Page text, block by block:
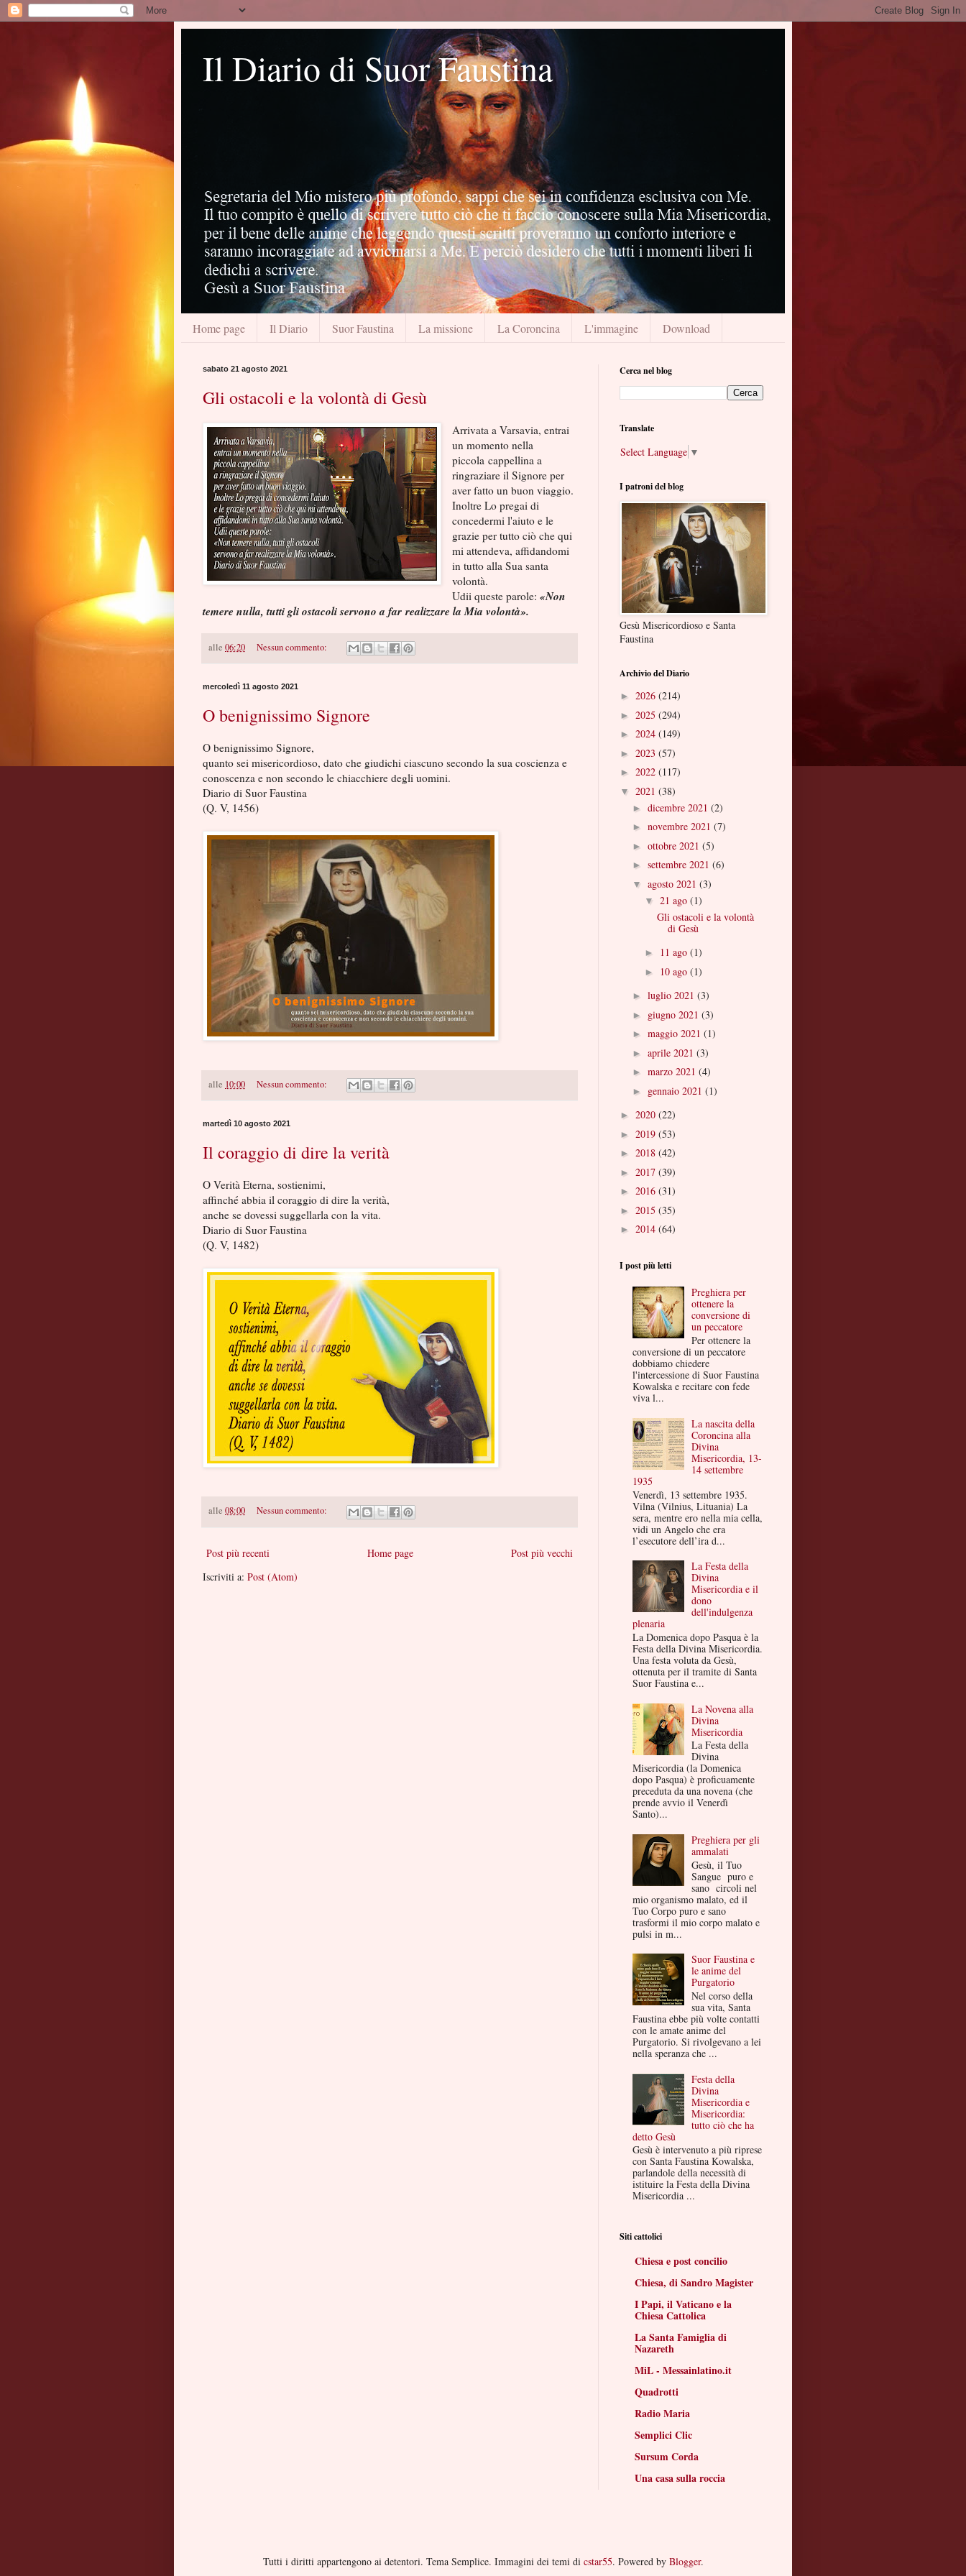
Il Diario di Suor Faustina
Home page Il Diario Suor Faustina La missione La Coroncina L'immagine Download
sabato 21 agosto 2021
Gli ostacoli e la volontà di Gesù
Arrivata a Varsavia, entrai
un momento nella
piccola cappellina a
ringraziare il Signore per
aver fatto un buon viaggio.
Inoltre Lo pregai di
concedermi l'aiuto e le
grazie per tutto ciò che qui
mi attendeva, affidandomi
in tutto alla Sua santa
volontà.
Udii queste parole:«Non
temere nulla, tutti gli ostacoli servono a far realizzare la Mia volontà».
alle 06:20 Nessun commento:
mercoledì 11 agosto 2021
O benignissimo Signore
O benignissimo Signore,
quanto sei misericordioso, dato che giudichi ciascuno secondo la sua coscienza e
conoscenza e non secondo le chiacchiere degli uomini.
Diario di Suor Faustina
(Q. V, 1456)
alle 10:00 Nessun commento:
martedì 10 agosto 2021
Il coraggio di dire la verità
O Verità Eterna, sostienimi,
affinché abbia il coraggio di dire la verità,
anche se dovessi suggellarla con la vita.
Diario di Suor Faustina
(Q. V, 1482)
alle 08:00 Nessun commento:
Post più recenti Post più vecchi
Home page
Iscriviti a: Post (Atom)
Cerca nel blog
Translate
Select Language ▼
I patroni del blog
Gesù Misericordioso e Santa
Faustina
Archivio del Diario
► 2026 (214)
► 2025 (294)
► 2024 (149)
► 2023 (57)
► 2022 (117)
▼ 2021 (38)
► dicembre 2021 (2)
► novembre 2021 (7)
► ottobre 2021 (5)
► settembre 2021 (6)
▼ agosto 2021 (3)
▼ 21 ago (1)
Gli ostacoli e la volontà
di Gesù
► 11 ago (1)
► 10 ago (1)
► luglio 2021 (3)
► giugno 2021 (3)
► maggio 2021 (1)
► aprile 2021 (3)
► marzo 2021 (4)
► gennaio 2021 (1)
► 2020 (22)
► 2019 (53)
► 2018 (42)
► 2017 (39)
► 2016 (31)
► 2015 (35)
► 2014 (64)
I post più letti
Preghiera per
ottenere la
conversione di
un peccatore
Per ottenere la
conversione di un peccatore
dobbiamo chiedere
l'intercessione di Suor Faustina
Kowalska e recitare con fede
viva l...
La nascita della
Coroncina alla
Divina
Misericordia, 13-
14 settembre
1935
Venerdì, 13 settembre 1935.
Vilna (Vilnius, Lituania) La
sera, mentre ero nella mia cella,
vidi un Angelo che era
l’esecutore dell’ira d...
La Festa della
Divina
Misericordia e il
dono
dell'indulgenza
plenaria
La Domenica dopo Pasqua è la
Festa della Divina Misericordia.
Una festa voluta da Gesù,
ottenuta per il tramite di Santa
Suor Faustina e...
La Novena alla
Divina
Misericordia
La Festa della
Divina
Misericordia (la Domenica
dopo Pasqua) è proficuamente
preceduta da una novena (che
prende avvio il Venerdì
Santo)...
Preghiera per gli
ammalati
Gesù, il Tuo
Sangue puro e
sano circoli nel
mio organismo malato, ed il
Tuo Corpo puro e sano
trasformi il mio corpo malato e
pulsi in m...
Suor Faustina e
le anime del
Purgatorio
Nel corso della
sua vita, Santa
Faustina ebbe più volte contatti
con le amate anime del
Purgatorio. Si rivolgevano a lei
nella speranza che ...
Festa della
Divina
Misericordia e
Misericordia:
tutto ciò che ha
detto Gesù
Gesù è intervenuto a più riprese
con Santa Faustina Kowalska,
parlandole della necessità di
istituire la Festa della Divina
Misericordia ...
Siti cattolici
Chiesa e post concilio
Chiesa, di Sandro Magister
I Papi, il Vaticano e la
Chiesa Cattolica
La Santa Famiglia di
Nazareth
MiL - Messainlatino.it
Quadrotti
Radio Maria
Semplici Clic
Sursum Corda
Una casa sulla roccia
Tutti i diritti appartengono ai detentori. Tema Semplice. Immagini dei temi di cstar55. Powered by Blogger.